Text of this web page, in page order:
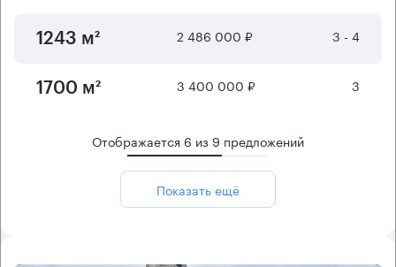
1243 м² 2 486 000 ₽ 3 - 4
1700 м² 3 400 000 ₽ 3
Отображается 6 из 9 предложений
Показать ещё